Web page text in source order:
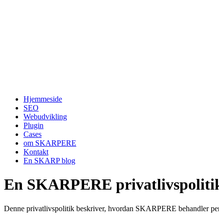
Hjemmeside
SEO
Webudvikling
Plugin
Cases
om SKARPERE
Kontakt
En SKARP blog
En SKARPERE
Denne privatlivspolitik beskriver, hvordan SKARPERE behandler